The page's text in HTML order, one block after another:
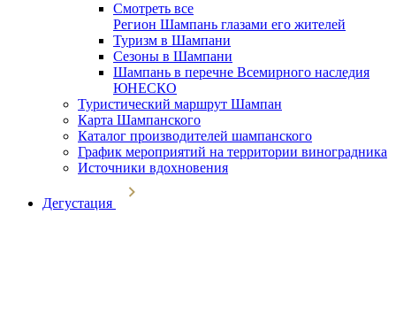
Смотреть все
Регион Шампань глазами его жителей
Туризм в Шампани
Сезоны в Шампани
Шампань в перечне Всемирного наследия
ЮНЕСКО
Туристический маршрут Шампан
Карта Шампанского
Каталог производителей шампанского
График мероприятий на территории виноградника
Источники вдохновения
Дегустация